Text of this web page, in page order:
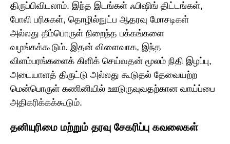
திருப்பிவிடலாம். இந்த இடங்கள் ஃபிஷிங் திட்டங்கள்,
போலி பரிசுகள், தொழில்நுட்ப ஆதரவு மோசடிகள்
அல்லது தீம்பொருள் நிறைந்த பக்கங்களை
வழங்கக்கூடும். இதன் விளைவாக, இந்த
விளம்பரங்களைக் கிளிக் செய்வதன் மூலம் நிதி இழப்பு,
அடையாளத் திருட்டு அல்லது கூடுதல் தேவையற்ற
மென்பொருள் கணினியில் ஊடுருவுவதற்கான வாய்ப்பை
அதிகரிக்கக்கூடும்.
தனியுரிமை மற்றும் தரவு சேகரிப்பு கவலைகள்